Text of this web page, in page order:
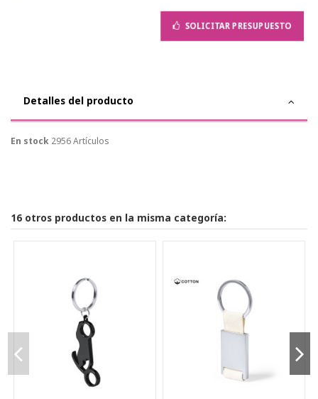
SOLICITAR PRESUPUESTO
Detalles del producto
En stock 2956 Artículos
16 otros productos en la misma categoría: